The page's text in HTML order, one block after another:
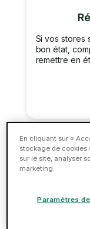
Si vos stores
bon état,
remettre en
En cliquant sur «
stockage de cookies
sur le site, analyser
marketing.
Paramètres